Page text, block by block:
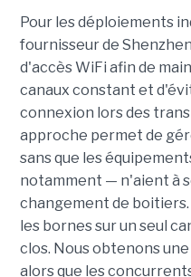
Pour les déploiements
fournisseur de
d'accès WiFi afin de
canaux constant et
connexion lors des
approche permet de
sans que les
notamment — n'aient à
changement de boitiers.
les bornes sur un seul
clos. Nous obtenons
alors que les